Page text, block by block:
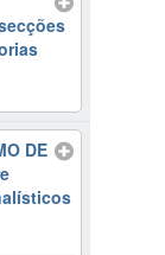
DE